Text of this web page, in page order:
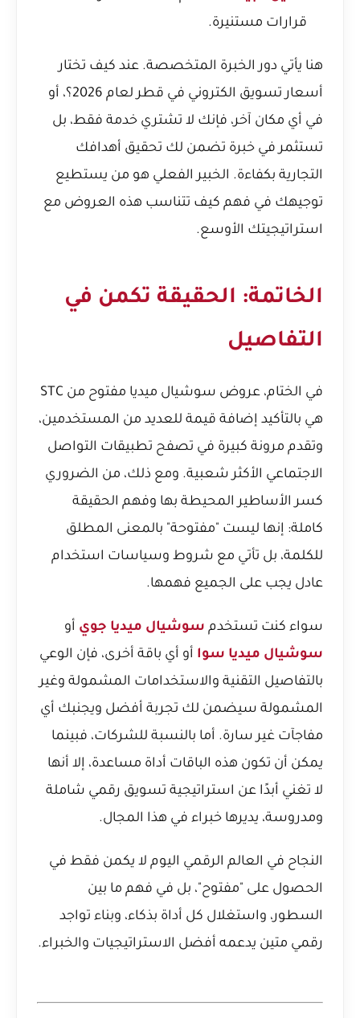
قرارات مستنيرة.
هنا يأتي دور الخبرة المتخصصة. عند كيف تختار
أسعار تسويق الكتروني في قطر لعام 2026؟
، أو
في أي مكان آخر، فإنك لا تشتري خدمة فقط، بل
تستثمر في خبرة تضمن لك تحقيق أهدافك
التجارية بكفاءة. الخبير الفعلي هو من يستطيع
توجيهك في فهم كيف تتناسب هذه العروض مع
استراتيجيتك الأوسع.
الخاتمة: الحقيقة تكمن في
التفاصيل
في الختام، عروض سوشيال ميديا مفتوح من STC
هي بالتأكيد إضافة قيمة للعديد من المستخدمين،
وتقدم مرونة كبيرة في تصفح تطبيقات التواصل
الاجتماعي الأكثر شعبية. ومع ذلك، من الضروري
كسر الأساطير المحيطة بها وفهم الحقيقة
كاملة: إنها ليست "مفتوحة" بالمعنى المطلق
للكلمة، بل تأتي مع شروط وسياسات استخدام
عادل يجب على الجميع فهمها.
سواء كنت تستخدم سوشيال ميديا جوي أو
سوشيال ميديا سوا أو أي باقة أخرى، فإن الوعي
بالتفاصيل التقنية والاستخدامات المشمولة وغير
المشمولة سيضمن لك تجربة أفضل ويجنبك أي
مفاجآت غير سارة. أما بالنسبة للشركات، فبينما
يمكن أن تكون هذه الباقات أداة مساعدة، إلا أنها
لا تغني أبدًا عن استراتيجية تسويق رقمي شاملة
ومدروسة، يديرها خبراء في هذا المجال.
النجاح في العالم الرقمي اليوم لا يكمن فقط في
الحصول على "مفتوح"، بل في فهم ما بين
السطور، واستغلال كل أداة بذكاء، وبناء تواجد
رقمي متين يدعمه أفضل الاستراتيجيات والخبراء.